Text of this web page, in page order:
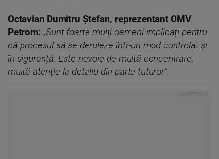
Octavian Dumitru Ștefan, reprezentant OMV
Petrom: „Sunt foarte mulți oameni implicați pentru
că procesul să se deruleze într-un mod controlat și
în siguranță. Este nevoie de multă concentrare,
multă atenție la detaliu din parte tuturor”.